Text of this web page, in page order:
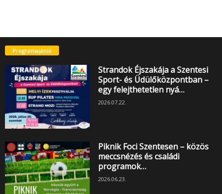
Programajánló
Strandok Éjszakája a Szentesi
Sport- és Üdülőközpontban –
egy felejthetetlen nyá…
2026.07.22.
Piknik Foci Szentesen – közös
meccsnézés és családi
programok…
2026.06.23.